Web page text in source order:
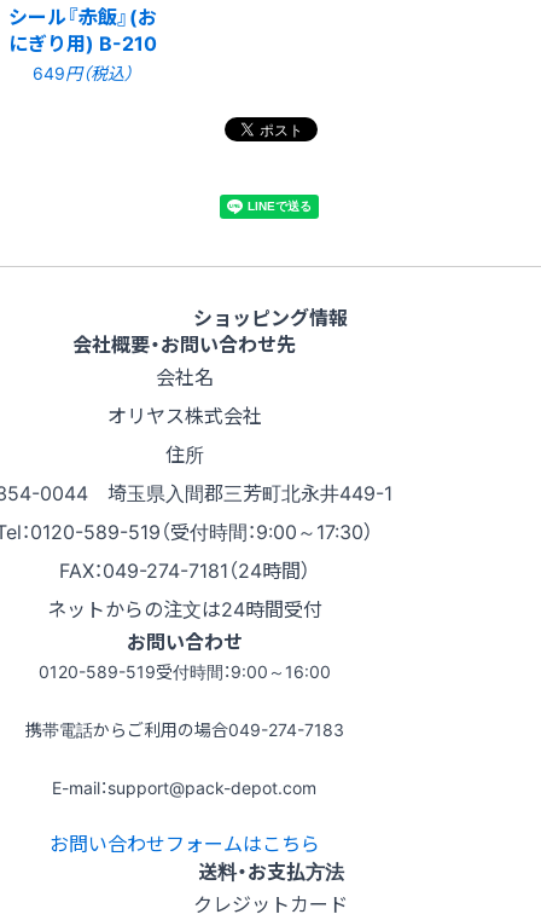
シール『赤飯』(お
にぎり用) B-210
649円（税込）
ショッピング情報
会社概要・お問い合わせ先
会社名
オリヤス株式会社
住所
0044 埼玉県入間郡三芳町北永井449-1
：0120-589-519（受付時間：9:00～17:30）
FAX：049-274-7181（24時間）
ネットからの注文は24時間受付
お問い合わせ
0120-589-519受付時間：9:00～16:00
携帯電話からご利用の場合049-274-7183
E-mail：support@pack-depot.com
お問い合わせフォームはこちら
送料・お支払方法
クレジットカード